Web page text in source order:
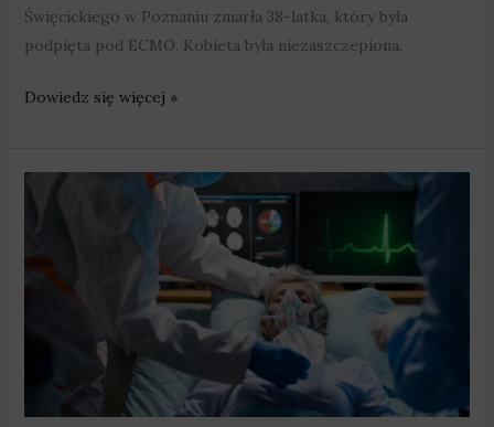
Święcickiego w Poznaniu zmarła 38-latka, który była
podpięta pod ECMO. Kobieta była niezaszczepiona.
Dowiedz się więcej »
powodu
osób